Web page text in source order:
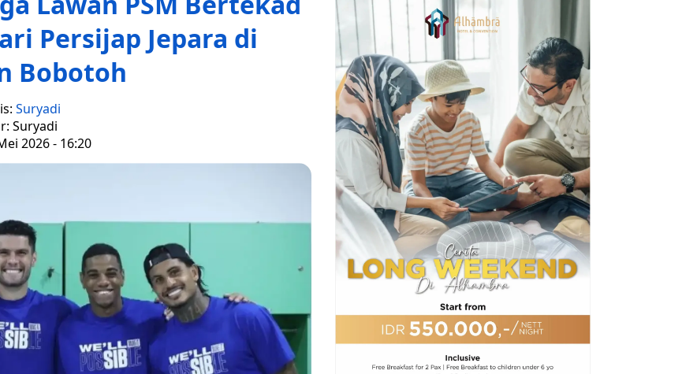
Persijap Jepara di
Bobotoh
Suryadi
Suryadi
2026 - 16:20